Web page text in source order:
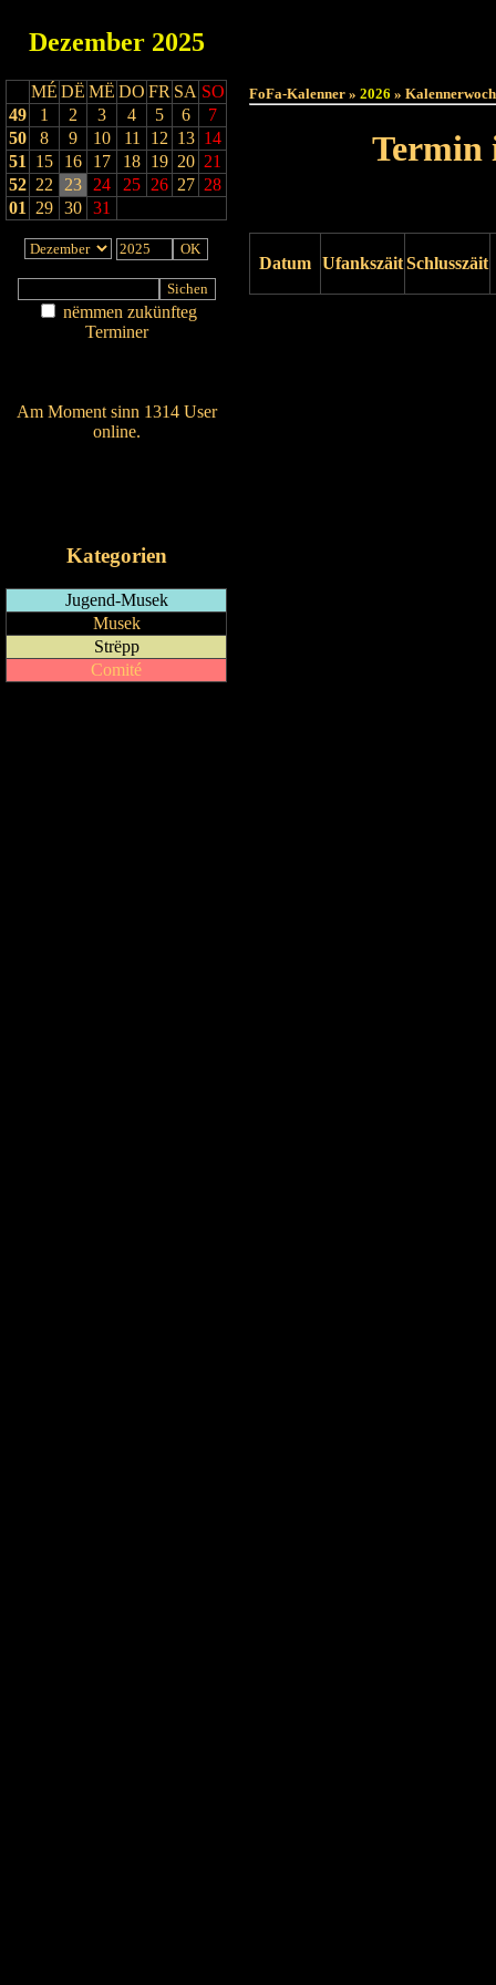
Dezember 2025
MÉ DË MË DO FR SA SO
49
1 2 3 4 5 6
7
50
8 9 10 11 12 13 14
51
15 16 17 18 19 20 21
52 22 23 24 25 26 27 28
01
29 30 31
nëmmen zukünfteg
Terminer
Am Moment sinn 1314 User
online.
Kategorien
Jugend-Musek
Musek
Strëpp
Comité
FoFa-Kalenner » 2026 »
Termin
Datum UfankszäitSchlusszäit